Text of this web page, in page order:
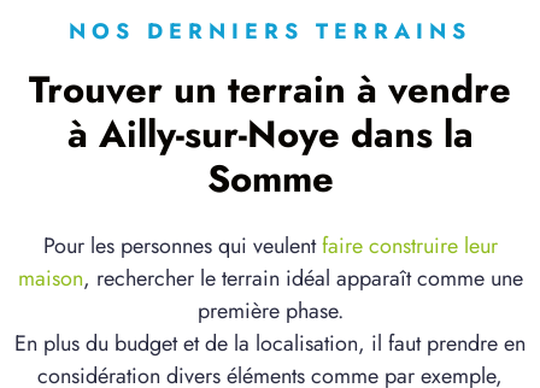
NOS DERNIERS TERRAINS
Trouver un terrain à vendre
à Ailly-sur-Noye dans la
Somme
Pour les personnes qui veulentfaire construire leur
maison, rechercher le terrain idéal apparaît comme une
première phase.
En plus du budget et de la localisation, il faut prendre en
considération divers éléments comme par exemple,